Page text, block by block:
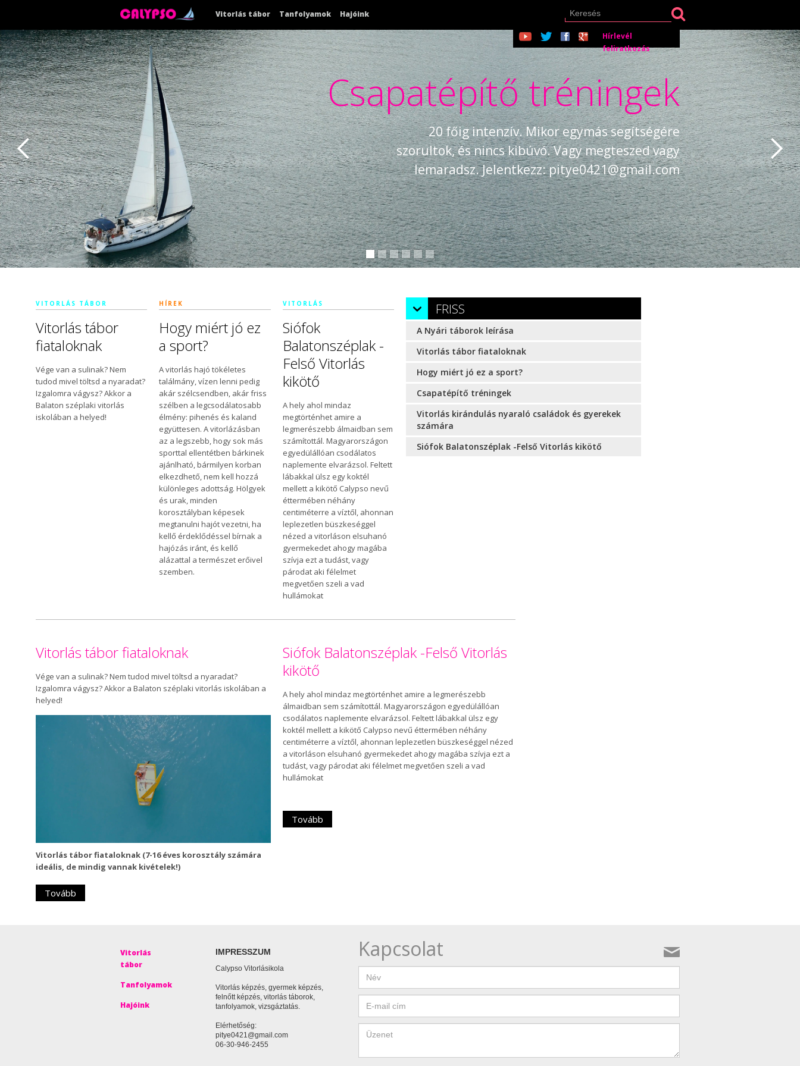
Vitorlás tábor Tanfolyamok Hajóink
Hírlevél
feliratkozás
Csapatépítő tréningek
20 főig intenzív. Mikor egymás segítségére
szorultok, és nincs kibúvó. Vagy megteszed vagy
lemaradsz. Jelentkezz: pitye0421@gmail.com
VITORLÁS TÁBOR
Vitorlás tábor
fiataloknak
Vége van a sulinak? Nem
tudod mivel töltsd a nyaradat?
Izgalomra vágysz? Akkor a
Balaton széplaki vitorlás
iskolában a helyed!
HÍREK
Hogy miért jó ez
a sport?
A vitorlás hajó tökéletes
találmány, vízen lenni pedig
akár szélcsendben, akár friss
szélben a legcsodálatosabb
élmény: pihenés és kaland
együttesen. A vitorlázásban
az a legszebb, hogy sok más
sporttal ellentétben bárkinek
ajánlható, bármilyen korban
elkezdhető, nem kell hozzá
különleges adottság. Hölgyek
és urak, minden
korosztályban képesek
megtanulni hajót vezetni, ha
kellő érdeklődéssel bírnak a
hajózás iránt, és kellő
alázattal a természet erőivel
szemben.
VITORLÁS
Siófok
Balatonszéplak -
Felső Vitorlás
kikötő
A hely ahol mindaz
megtörténhet amire a
legmerészebb álmaidban sem
számítottál. Magyarországon
egyedülállóan csodálatos
naplemente elvarázsol. Feltett
lábakkal ülsz egy koktél
mellett a kikötő Calypso nevű
éttermében néhány
centiméterre a víztől, ahonnan
leplezetlen büszkeséggel
nézed a vitorláson elsuhanó
gyermekedet ahogy magába
szívja ezt a tudást, vagy
párodat aki félelmet
megvetően szeli a vad
hullámokat
FRISS
A Nyári táborok leírása
Vitorlás tábor fiataloknak
Hogy miért jó ez a sport?
Csapatépítő tréningek
Vitorlás kirándulás nyaraló családok és gyerekek
számára
Siófok Balatonszéplak -Felső Vitorlás kikötő
Vitorlás tábor fiataloknak
Vége van a sulinak? Nem tudod mivel töltsd a nyaradat?
Izgalomra vágysz? Akkor a Balaton széplaki vitorlás iskolában a
helyed!
Vitorlás tábor fiataloknak (7-16 éves korosztály számára
ideális, de mindig vannak kivételek!)
Tovább
Siófok Balatonszéplak -Felső Vitorlás
kikötő
A hely ahol mindaz megtörténhet amire a legmerészebb
álmaidban sem számítottál. Magyarországon egyedülállóan
csodálatos naplemente elvarázsol. Feltett lábakkal ülsz egy
koktél mellett a kikötő Calypso nevű éttermében néhány
centiméterre a víztől, ahonnan leplezetlen büszkeséggel nézed
a vitorláson elsuhanó gyermekedet ahogy magába szívja ezt a
tudást, vagy párodat aki félelmet megvetően szeli a vad
hullámokat
Tovább
Vitorlás
tábor
Tanfolyamok
Hajóink
IMPRESSZUM
Calypso Vitorlásikola
Vitorlás képzés, gyermek képzés,
felnőtt képzés, vitorlás táborok,
tanfolyamok, vizsgáztatás.
Elérhetőség:
pitye0421@gmail.com
06-30-946-2455
Kapcsolat